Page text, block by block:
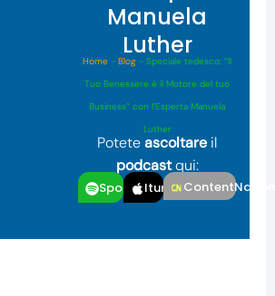
Manuela
Luther
Home -Blog -Speciale tedesco: “Il
Tuo Benessere è il Motore del tuo
Business” con l’Esperta Manuela
Luther
Poteteascoltare il
podcastqui:
SpotfiyItunesContentNation